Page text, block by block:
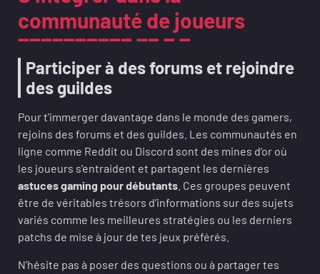
communauté de joueurs
Participer à des forums et rejoindre
des guildes
Pour t’immerger davantage dans le monde des gamers,
rejoins des forums et des guildes. Les communautés en
ligne comme Reddit ou Discord sont des mines d’or où
les joueurs s’entraident et partagent les dernières
astuces gaming pour débutants . Ces groupes peuvent
être de véritables trésors d’informations sur des sujets
variés comme les meilleures stratégies ou les derniers
patchs de mise à jour de tes jeux préférés.
N’hésite pas à poser des questions ou à partager tes